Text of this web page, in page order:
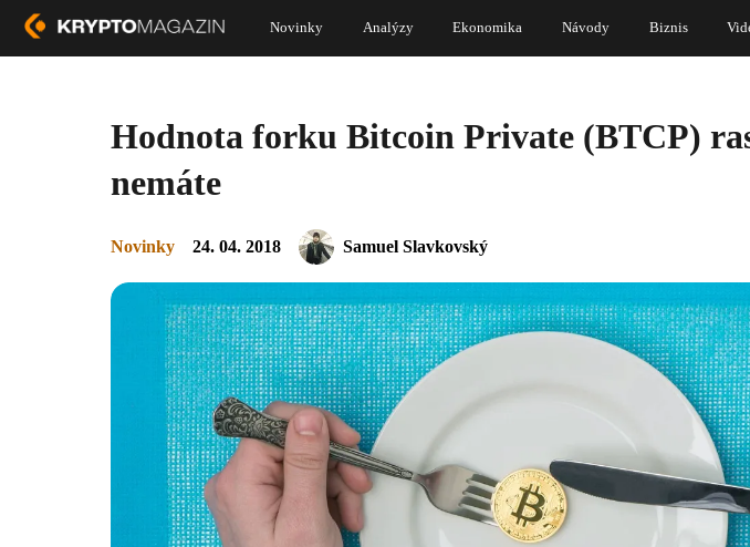
Novinky Analýzy Ekonomika Návody Biznis
Hodnota forku Bitcoin Private (BTCP)
nemáte
Novinky 24. 04. 2018 Samuel Slavkovský